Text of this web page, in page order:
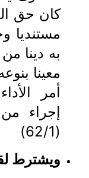
كان حق
مستنديا
به دينا
معينا
أمر
إجراء من
(62/1)
ويشترط